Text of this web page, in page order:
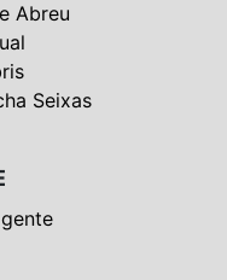
Abreu
Seixas